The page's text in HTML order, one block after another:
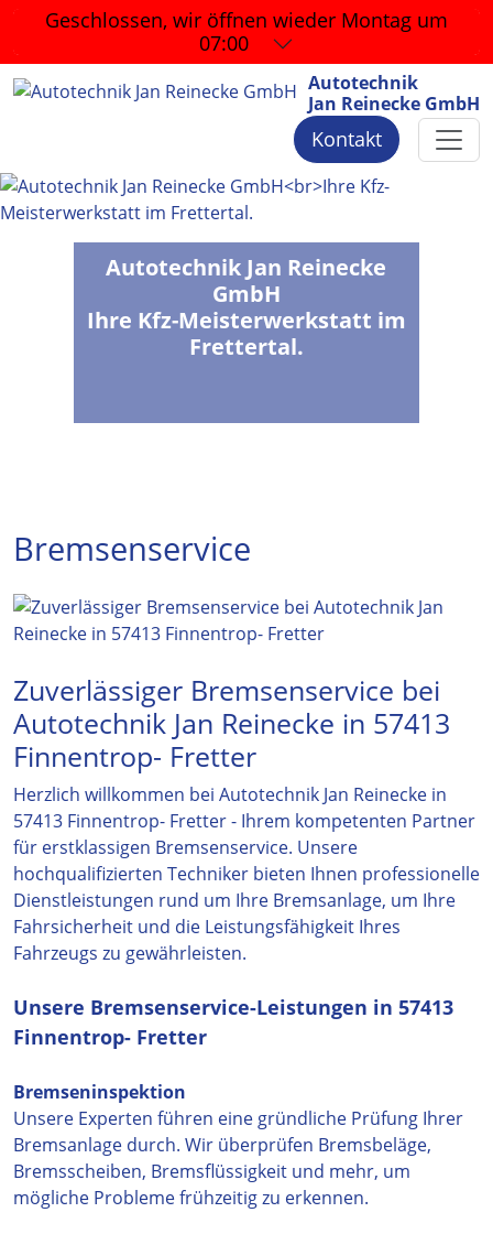
Geschlossen, wir öffnen wieder Montag um
07:00
Autotechnik
Jan Reinecke GmbH
Kontakt
Autotechnik Jan Reinecke
GmbH
Ihre Kfz-Meisterwerkstatt im
Frettertal.
Bremsenservice
Zuverlässiger Bremsenservice bei
Autotechnik Jan Reinecke in 57413
Finnentrop- Fretter
Herzlich willkommen bei Autotechnik Jan Reinecke in
57413 Finnentrop- Fretter - Ihrem kompetenten Partner
für erstklassigen Bremsenservice. Unsere
hochqualifizierten Techniker bieten Ihnen professionelle
Dienstleistungen rund um Ihre Bremsanlage, um Ihre
Fahrsicherheit und die Leistungsfähigkeit Ihres
Fahrzeugs zu gewährleisten.
Unsere Bremsenservice-Leistungen in 57413
Finnentrop- Fretter
Bremseninspektion
Unsere Experten führen eine gründliche Prüfung Ihrer
Bremsanlage durch. Wir überprüfen Bremsbeläge,
Bremsscheiben, Bremsflüssigkeit und mehr, um
mögliche Probleme frühzeitig zu erkennen.